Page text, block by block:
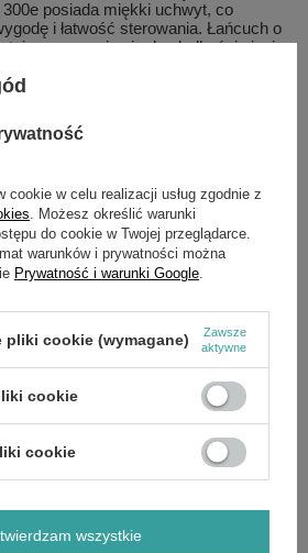
posiada miękki uchwyt, co
i łatwość sterowania. Łańcuch o
przyczynia się do gładkości cięcia.
uchwyt
i kontrolę podczas pracy.
pompa olejowa
poziomu oleju.
silnika: 1 kW
rpm
cookie w celu realizacji usług zgodnie z
. Możesz określić warunki
do cookie w Twojej przeglądarce.
warunków i prywatności można
Prywatność i warunki Google
pliki cookie (wymagane)
Zawsze
aktywne
cookie
cookie
wszystkie